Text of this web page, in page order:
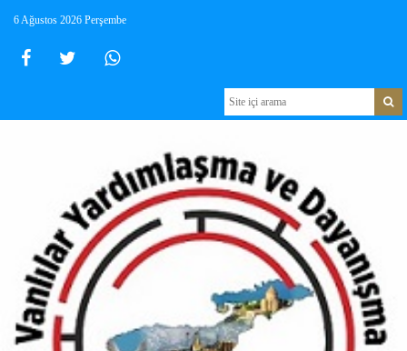
6 Ağustos 2026 Perşembe